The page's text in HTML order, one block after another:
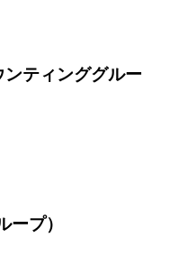
ティンググルー
プ）